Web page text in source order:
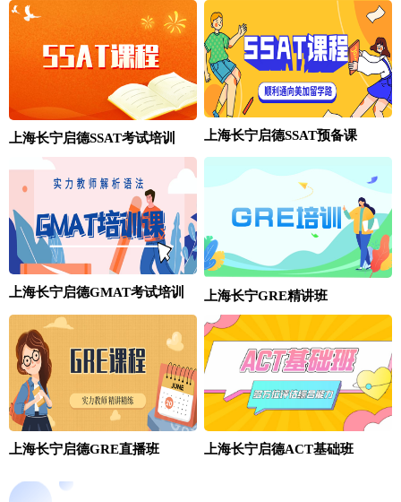
上海长宁启德SSAT考试培训 上海长宁启德SSAT预备课
上海长宁启德GMAT考试培训 上海长宁GRE精讲班
上海长宁启德GRE直播班 上海长宁启德ACT基础班